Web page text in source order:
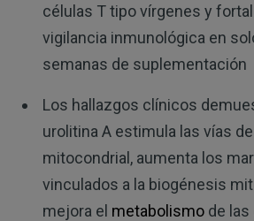
células T tipo vírgenes y
vigilancia inmunológica en
semanas de suplementación
Los hallazgos clínicos
urolitina A estimula las vías
mitocondrial, aumenta los
vinculados a la biogénesis
mejora el metabolismode las